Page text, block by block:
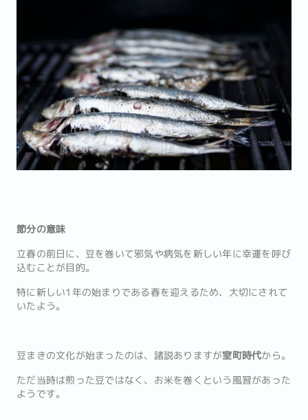
節分の意味
立春の前日に、豆を巻いて邪気や病気を新しい年に幸運を呼び
込むことが目的。
特に新しい1年の始まりである春を迎えるため、大切にされて
いたよう。
豆まきの文化が始まったのは、諸説ありますが室町時代から。
ただ当時は煎った豆ではなく、お米を巻くという風習があった
ようです。